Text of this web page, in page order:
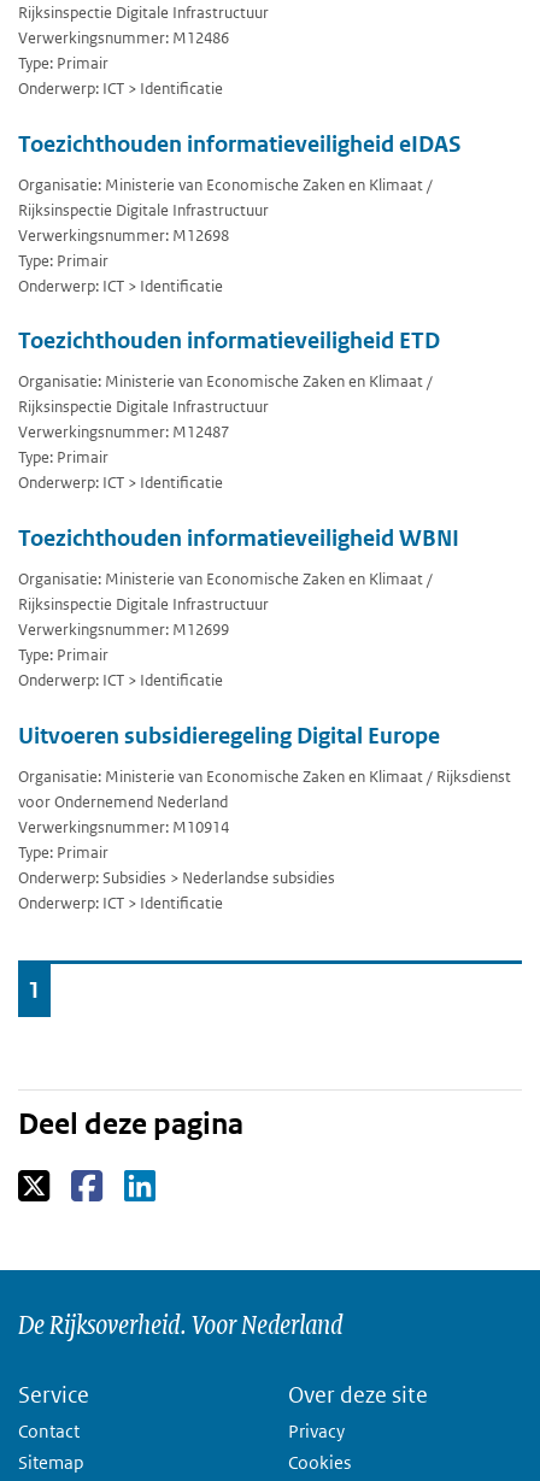
Rijksinspectie Digitale Infrastructuur
Verwerkingsnummer: M12486
Type: Primair
Onderwerp: ICT > Identificatie
Toezichthouden informatieveiligheid eIDAS
Organisatie: Ministerie van Economische Zaken en Klimaat /
Rijksinspectie Digitale Infrastructuur
Verwerkingsnummer: M12698
Type: Primair
Onderwerp: ICT > Identificatie
Toezichthouden informatieveiligheid ETD
Organisatie: Ministerie van Economische Zaken en Klimaat /
Rijksinspectie Digitale Infrastructuur
Verwerkingsnummer: M12487
Type: Primair
Onderwerp: ICT > Identificatie
Toezichthouden informatieveiligheid WBNI
Organisatie: Ministerie van Economische Zaken en Klimaat /
Rijksinspectie Digitale Infrastructuur
Verwerkingsnummer: M12699
Type: Primair
Onderwerp: ICT > Identificatie
Uitvoeren subsidieregeling Digital Europe
Organisatie: Ministerie van Economische Zaken en Klimaat / Rijksdienst
voor Ondernemend Nederland
Verwerkingsnummer: M10914
Type: Primair
Onderwerp: Subsidies > Nederlandse subsidies
Onderwerp: ICT > Identificatie
Ga
naar
1
Deel deze pagina
De Rijksoverheid. Voor Nederland
Service
Contact
Sitemap
Over deze site
Privacy
Cookies